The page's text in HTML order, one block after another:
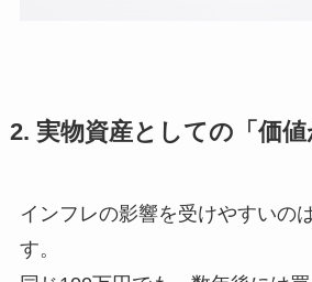
2. 実物資産としての「価
インフレの影響を受けやすいの
す。